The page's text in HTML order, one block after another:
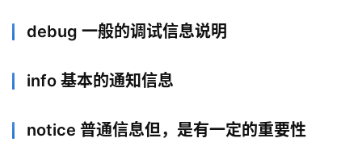
debug 一般的调试信息说明
info 基本的通知信息
notice 普通信息但，是有一定的重要性